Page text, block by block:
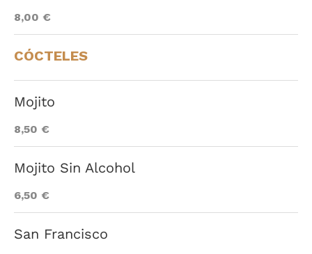
8,00 €
CÓCTELES
Mojito
8,50 €
Mojito Sin Alcohol
6,50 €
San Francisco